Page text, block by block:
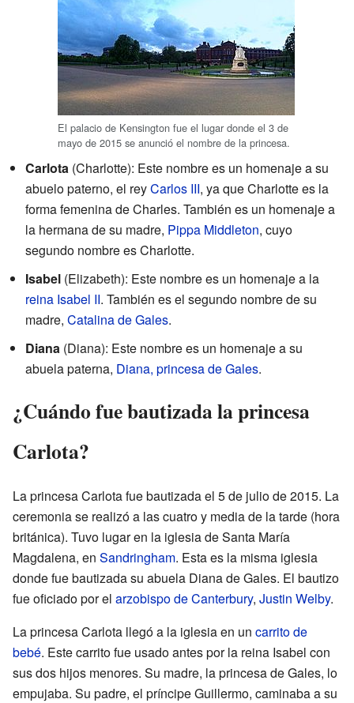
El palacio de Kensington fue el lugar donde el 3 de
mayo de 2015 se anunció el nombre de la princesa.
Carlota (Charlotte): Este nombre es un homenaje a su
abuelo paterno, el reyCarlos III, ya que Charlotte es la
forma femenina de Charles. También es un homenaje a
la hermana de su madre, Pippa Middleton, cuyo
segundo nombre es Charlotte.
Isabel (Elizabeth): Este nombre es un homenaje a la
reina Isabel II. También es el segundo nombre de su
madre, Catalina de Gales.
Diana (Diana): Este nombre es un homenaje a su
abuela paterna, Diana, princesa de Gales.
¿Cuándo fue bautizada la princesa
Carlota?
La princesa Carlota fue bautizada el 5 de julio de 2015. La
ceremonia se realizó a las cuatro y media de la tarde (hora
británica). Tuvo lugar en la iglesia de Santa María
Magdalena, en Sandringham. Esta es la misma iglesia
donde fue bautizada su abuela Diana de Gales. El bautizo
fue oficiado por el arzobispo de Canterbury, Justin Welby.
La princesa Carlota llegó a la iglesia en un carrito de
bebé. Este carrito fue usado antes por la reina Isabel con
sus dos hijos menores. Su madre, la princesa de Gales, lo
empujaba. Su padre, el príncipe Guillermo, caminaba a su